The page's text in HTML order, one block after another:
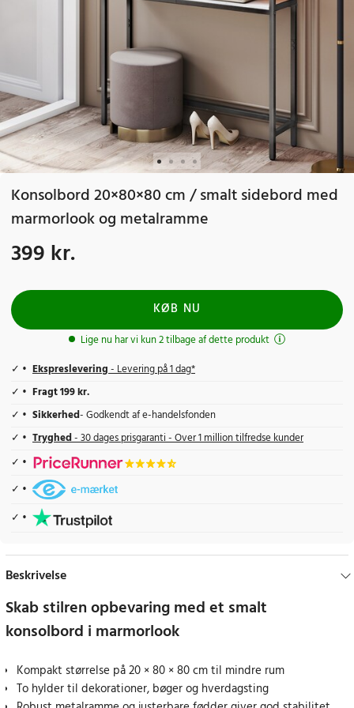
Konsolbord 20×80×80 cm / smalt sidebord med
marmorlook og metalramme
Pris:399 kr.
399 kr.
KØB NU
Lige nu har vi kun 2 tilbage af dette produkt
Ekspreslevering- Levering på 1 dag*
Fragt 199 kr.
Sikkerhed- Godkendt af e-handelsfonden
Tryghed- 30 dages prisgaranti - Over 1 million tilfredse kunder
Beskrivelse
Skab stilren opbevaring med et smalt
konsolbord i marmorlook
Kompakt størrelse på 20 × 80 × 80 cm til mindre rum
To hylder til dekorationer, bøger og hverdagsting